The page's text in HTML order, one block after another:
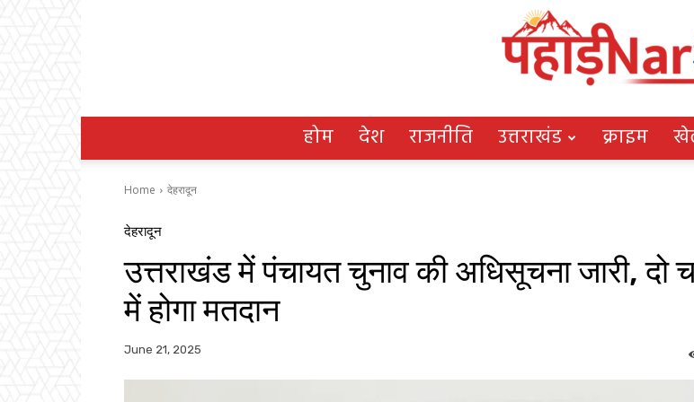
Pahadi
Nari
होम देश राजनीति उत्तराखंड क्राइम
Home देहरादून
देहरादून
उत्तराखंड में पंचायत चुनाव की अधिसूचना जारी, दो
में होगा मतदान
June 21, 2025